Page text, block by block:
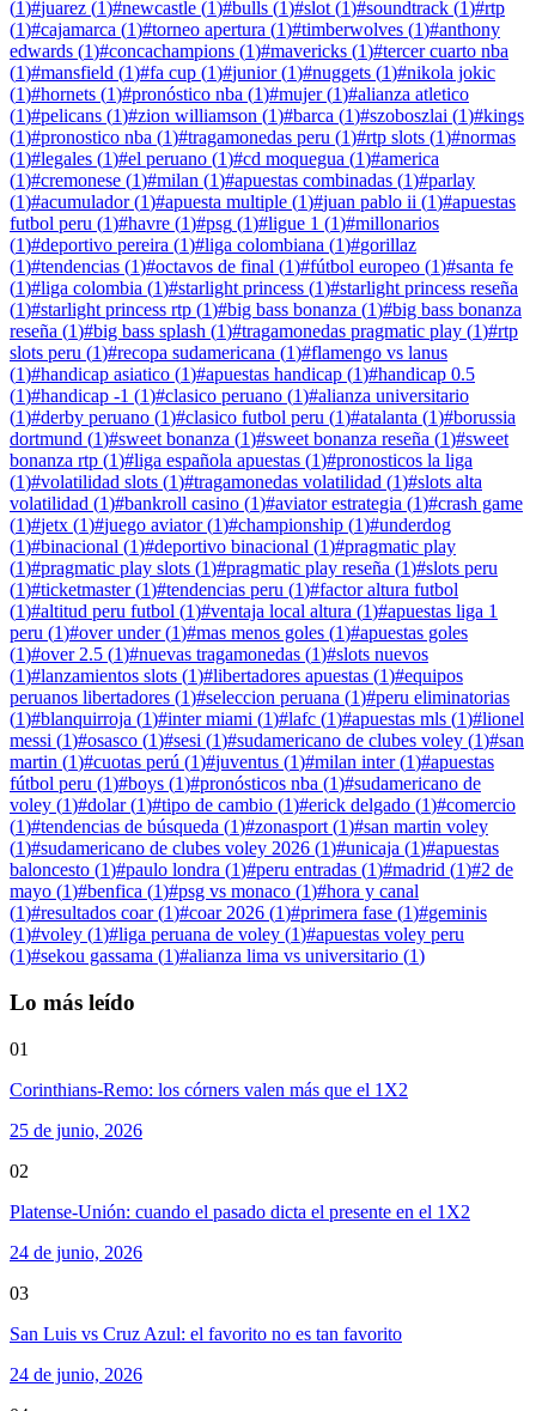
(1)#juarez (1)#newcastle (1)#bulls (1)#slot (1)#soundtrack (1)#rtp
(1)#cajamarca (1)#torneo apertura (1)#timberwolves (1)#anthony
edwards (1)#concachampions (1)#mavericks (1)#tercer cuarto nba
(1)#mansfield (1)#fa cup (1)#junior(1)#nuggets (1)#nikola jokic
(1)#hornets (1)#pronóstico nba (1)#mujer(1)#alianza atletico
(1)#pelicans (1)#zion williamson (1)#barca (1)#szoboszlai (1)#kings
(1)#pronostico nba (1)#tragamonedas peru (1)#rtp slots (1)#normas
(1)#legales (1)#el peruano (1)#cd moquegua (1)#america
(1)#cremonese (1)#milan (1)#apuestas combinadas (1)#parlay
(1)#acumulador(1)#apuesta multiple (1)#juan pablo ii (1)#apuestas
futbol peru (1)#havre (1)#psg (1)#ligue 1 (1)#millonarios
(1)#deportivo pereira (1)#liga colombiana (1)#gorillaz
(1)#tendencias (1)#octavos de final (1)#fútbol europeo (1)#santa fe
(1)#liga colombia (1)#starlight princess (1)#starlight princess reseña
(1)#starlight princess rtp (1)#big bass bonanza (1)#big bass bonanza
reseña (1)#big bass splash (1)#tragamonedas pragmatic play (1)#rtp
slots peru (1)#recopa sudamericana (1)#flamengo vs lanus
(1)#handicap asiatico (1)#apuestas handicap (1)#handicap 0.5
(1)#handicap -1 (1)#clasico peruano (1)#alianza universitario
(1)#derby peruano (1)#clasico futbol peru (1)#atalanta (1)#borussia
dortmund (1)#sweet bonanza (1)#sweet bonanza reseña (1)#sweet
bonanza rtp (1)#liga española apuestas (1)#pronosticos la liga
(1)#volatilidad slots (1)#tragamonedas volatilidad (1)#slots alta
volatilidad (1)#bankroll casino (1)#aviator estrategia (1)#crash game
(1)#jetx (1)#juego aviator(1)#championship (1)#underdog
(1)#binacional (1)#deportivo binacional (1)#pragmatic play
(1)#pragmatic play slots (1)#pragmatic play reseña (1)#slots peru
(1)#ticketmaster(1)#tendencias peru (1)#factor altura futbol
(1)#altitud peru futbol (1)#ventaja local altura (1)#apuestas liga 1
peru (1)#over under(1)#mas menos goles (1)#apuestas goles
(1)#over 2.5 (1)#nuevas tragamonedas (1)#slots nuevos
(1)#lanzamientos slots (1)#libertadores apuestas (1)#equipos
peruanos libertadores (1)#seleccion peruana (1)#peru eliminatorias
(1)#blanquirroja (1)#inter miami (1)#lafc (1)#apuestas mls (1)#lionel
messi (1)#osasco (1)#sesi (1)#sudamericano de clubes voley (1)#san
martin (1)#cuotas perú (1)#juventus (1)#milan inter(1)#apuestas
fútbol peru (1)#boys (1)#pronósticos nba (1)#sudamericano de
voley (1)#dolar(1)#tipo de cambio (1)#erick delgado (1)#comercio
(1)#tendencias de búsqueda (1)#zonasport (1)#san martin voley
(1)#sudamericano de clubes voley 2026 (1)#unicaja (1)#apuestas
baloncesto (1)#paulo londra (1)#peru entradas (1)#madrid (1)#2 de
mayo (1)#benfica (1)#psg vs monaco (1)#hora y canal
(1)#resultados coar(1)#coar 2026 (1)#primera fase (1)#geminis
(1)#voley (1)#liga peruana de voley (1)#apuestas voley peru
(1)#sekou gassama (1)#alianza lima vs universitario (1)
Lo más leído
01
Corinthians-Remo: los córners valen más que el 1X2
25 de junio, 2026
02
Platense-Unión: cuando el pasado dicta el presente en el 1X2
24 de junio, 2026
03
San Luis vs Cruz Azul: el favorito no es tan favorito
24 de junio, 2026